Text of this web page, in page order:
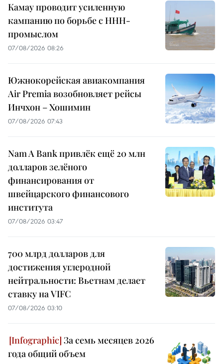
Камау проводит усиленную
кампанию по борьбе с ННН-
промыслом
07/08/2026 08:26
Южнокорейская авиакомпания
Air Premia возобновляет рейсы
Инчхон – Хошимин
07/08/2026 07:43
Nam A Bank привлёк ещё 20 млн
долларов зелёного
финансирования от
швейцарского финансового
института
07/08/2026 03:47
700 млрд долларов для
достижения углеродной
нейтральности: Вьетнам делает
ставку на VIFC
07/08/2026 03:10
За семь месяцев 2026
года общий объем